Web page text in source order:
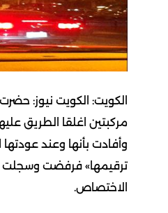
الكويت: الكويت نيوز: حضرت
مركبتين اغلقا الطريق
وأفادت بأنها وعند
ترقيمها» فرفضت وسجلت
الاختصاص.